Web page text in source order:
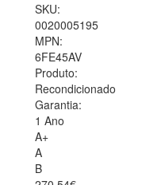
SKU:
0020005195
MPN:
6FE45AV
Produto:
Recondicionado
Garantia:
1 Ano
A+
A
B